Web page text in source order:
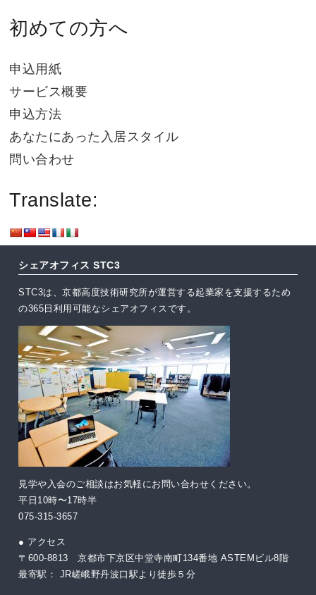
初めての方へ
申込用紙
サービス概要
申込方法
あなたにあった入居スタイル
問い合わせ
Translate:
シェアオフィス STC3
STC3は、京都高度技術研究所が運営する起業家を支援するため
の365日利用可能なシェアオフィスです。
見学や入会のご相談はお気軽にお問い合わせください。
平日10時〜17時半
075-315-3657
● アクセス
〒600-8813 京都市下京区中堂寺南町134番地 ASTEMビル8階
最寄駅： JR嵯峨野丹波口駅より徒歩５分